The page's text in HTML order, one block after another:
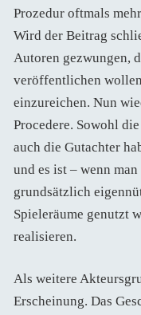
Prozedur oftmals
Wird der Beitrag
Autoren gezwungen,
veröffentlichen
einzureichen. Nun
Procedere. Sowohl
auch die Gutachter
und es ist – wenn
grundsätzlich
Spieleräume genutzt
realisieren.
Als weitere
Erscheinung. Das